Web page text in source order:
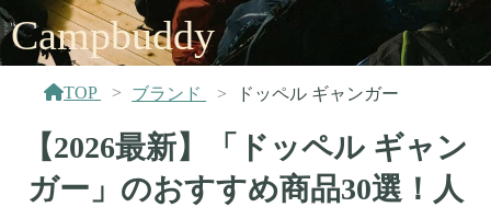
Campbuddy
TOP ブランド ドッペル ギャンガー
【2026最新】「ドッペル ギャン
ガー」のおすすめ商品30選！人